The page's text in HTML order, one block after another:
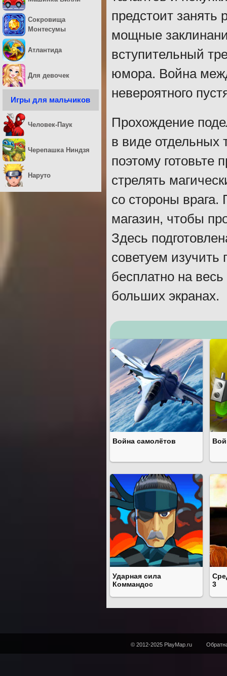
предстоит
мощные
вступительный
юмора. Война
невероятного
Прохождение
в виде отдельных
поэтому готовьте
стрелять
со стороны
магазин, чтобы
Здесь
советуем
бесплатно на
больших экранах.
Война самолётов
Ударная сила
Коммандос
3
Сокровища
Монтесумы
Атлантида
Для девочек
Игры для мальчиков
Человек-Паук
Черепашка Ниндзя
Наруто
© 2012-2025 PlayMap.ru